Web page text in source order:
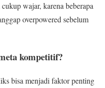
wajar, karena beberapa
overpowered sebelum
kompetitif?
bisa menjadi faktor penting